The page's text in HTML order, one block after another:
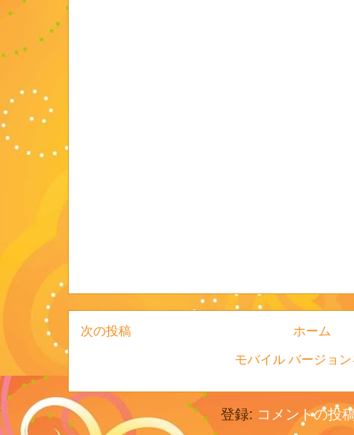
次の投稿 ホーム
モバイル バージョ
登録: コメントの投